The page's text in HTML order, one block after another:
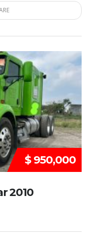
DISPONIBLE
$ 950,000
2010